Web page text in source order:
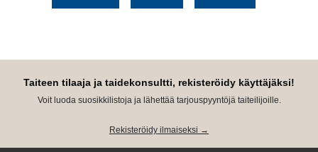
Taiteen tilaaja ja taidekonsultti, rekisteröidy käyttäjäksi!
Voit luoda suosikkilistoja ja lähettää tarjouspyyntöjä taiteilijoille.
Rekisteröidy ilmaiseksi →